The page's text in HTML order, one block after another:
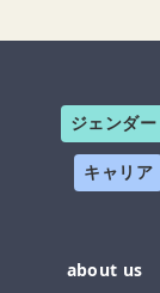
ジェンダー
キャリア
about us